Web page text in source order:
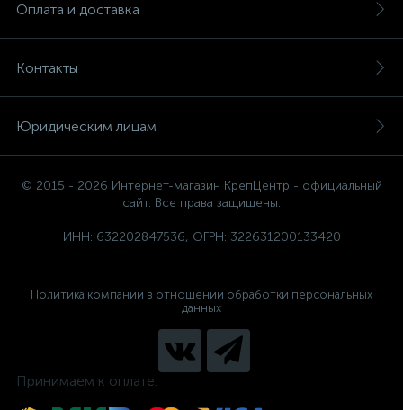
Оплата и доставка
Контакты
Юридическим лицам
© 2015 - 2026 Интернет-магазин КрепЦентр - официальный
сайт. Все права защищены.
ИНН: 632202847536, ОГРН: 322631200133420
Политика компании в отношении обработки персональных
данных
Принимаем к оплате: